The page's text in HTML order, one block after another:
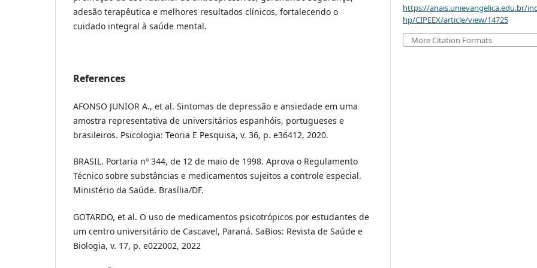
adesão terapêutica e melhores resultados clínicos, fortalecendo o
cuidado integral à saúde mental.
References
AFONSO JUNIOR A., et al. Sintomas de depressão e ansiedade em uma
amostra representativa de universitários espanhóis, portugueses e
brasileiros. Psicologia: Teoria E Pesquisa, v. 36, p. e36412, 2020.
BRASIL. Portaria nº 344, de 12 de maio de 1998. Aprova o Regulamento
Técnico sobre substâncias e medicamentos sujeitos a controle especial.
Ministério da Saúde. Brasília/DF.
GOTARDO, et al. O uso de medicamentos psicotrópicos por estudantes de
um centro universitário de Cascavel, Paraná. SaBios: Revista de Saúde e
Biologia, v. 17, p. e022002, 2022
https://anais.unievangelica.edu.br/
hp/CIPEEX/article/view/14725
More Citation Formats